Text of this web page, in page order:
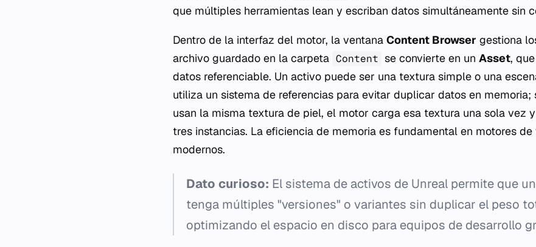
que múltiples herramientas lean y escriban datos simultáneamente sin
Dentro de la interfaz del motor, la ventana Content Browser gestiona
archivo guardado en la carpeta Content se convierte en unAsset,
datos referenciable. Un activo puede ser una textura simple o una
utiliza un sistema de referencias para evitar duplicar datos en memoria;
usan la misma textura de piel, el motor carga esa textura una sola vez
tres instancias. La eficiencia de memoria es fundamental en motores
modernos.
Dato curioso: El sistema de activos de Unreal permite que
tenga múltiples "versiones" o variantes sin duplicar el peso
optimizando el espacio en disco para equipos de desarrollo